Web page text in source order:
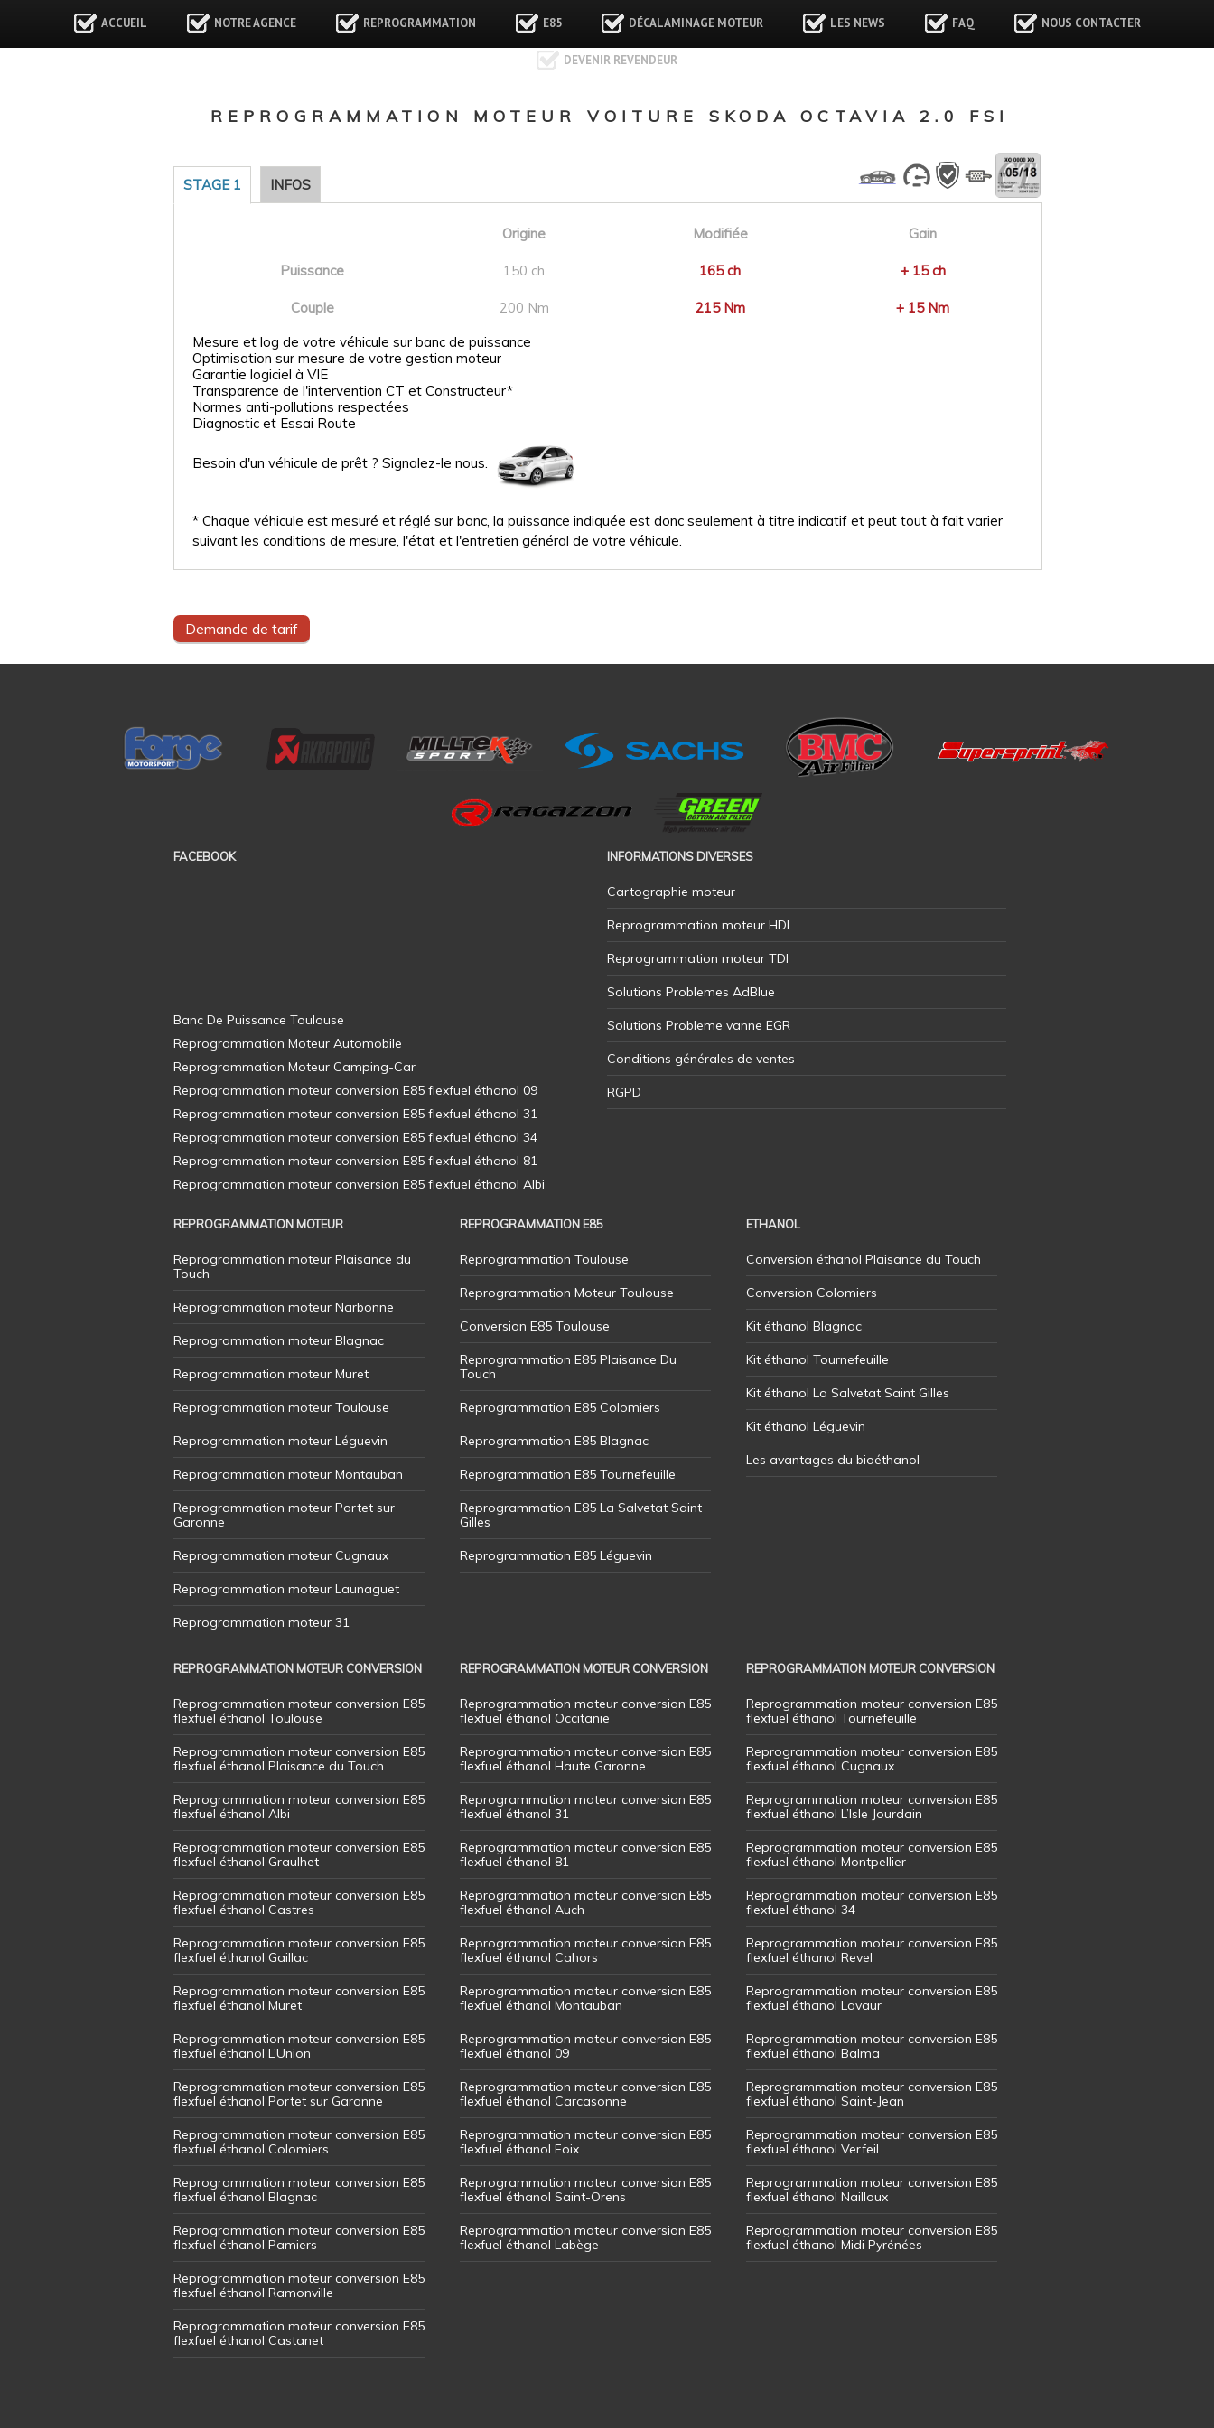
ACCUEIL NOTRE AGENCE REPROGRAMMATION E85 DÉCALAMINAGE MOTEUR LES NEWS FAQ NOUS CONTACTER
DEVENIR REVENDEUR
REPROGRAMMATION MOTEUR VOITURE SKODA OCTAVIA 2.0 FSI
STAGE 1 INFOS
Origine Modifiée Gain
Puissance 150 ch 165 ch + 15 ch
Couple 200 Nm 215 Nm
+ 15 Nm
Mesure et log de votre véhicule sur banc de puissance
Optimisation sur mesure de votre gestion moteur
Garantie logiciel à VIE
Transparence de l'intervention CT et Constructeur*
Normes anti-pollutions respectées
Diagnostic et Essai Route
Besoin d'un véhicule de prêt ? Signalez-le nous.
* Chaque véhicule est mesuré et réglé sur banc, la puissance indiquée est donc seulement à titre indicatif et peut tout à fait varier
suivant les conditions de mesure, l'état et l'entretien général de votre véhicule.
Demande de tarif
FACEBOOK INFORMATIONS DIVERSES
Cartographie moteur
Reprogrammation moteur HDI
Reprogrammation moteur TDI
Solutions Problemes AdBlue
Solutions Probleme vanne EGR
Conditions générales de ventes
RGPD
REPROGRAMMATION MOTEUR
Reprogrammation moteur Plaisance du
Touch
Reprogrammation moteur Narbonne
Reprogrammation moteur Blagnac
Reprogrammation moteur Muret
Reprogrammation moteur Toulouse
Reprogrammation moteur Léguevin
Reprogrammation moteur Montauban
Reprogrammation moteur Portet sur
Garonne
Reprogrammation moteur Cugnaux
Reprogrammation moteur Launaguet
Reprogrammation moteur 31
REPROGRAMMATION E85
Reprogrammation Toulouse
Reprogrammation Moteur Toulouse
Conversion E85 Toulouse
Reprogrammation E85 Plaisance Du
Touch
Reprogrammation E85 Colomiers
Reprogrammation E85 Blagnac
Reprogrammation E85 Tournefeuille
Reprogrammation E85 La Salvetat Saint
Gilles
Reprogrammation E85 Léguevin
ETHANOL
Conversion éthanol Plaisance du Touch
Conversion Colomiers
Kit éthanol Blagnac
Kit éthanol Tournefeuille
Kit éthanol La Salvetat Saint Gilles
Kit éthanol Léguevin
Les avantages du bioéthanol
REPROGRAMMATION MOTEUR CONVERSION
Reprogrammation moteur conversion E85
flexfuel éthanol Toulouse
Reprogrammation moteur conversion E85
flexfuel éthanol Plaisance du Touch
Reprogrammation moteur conversion E85
flexfuel éthanol Albi
Reprogrammation moteur conversion E85
flexfuel éthanol Graulhet
Reprogrammation moteur conversion E85
flexfuel éthanol Castres
Reprogrammation moteur conversion E85
flexfuel éthanol Gaillac
Reprogrammation moteur conversion E85
flexfuel éthanol Muret
Reprogrammation moteur conversion E85
flexfuel éthanol L’Union
Reprogrammation moteur conversion E85
flexfuel éthanol Portet sur Garonne
Reprogrammation moteur conversion E85
flexfuel éthanol Colomiers
Reprogrammation moteur conversion E85
flexfuel éthanol Blagnac
Reprogrammation moteur conversion E85
flexfuel éthanol Pamiers
Reprogrammation moteur conversion E85
flexfuel éthanol Ramonville
Reprogrammation moteur conversion E85
flexfuel éthanol Castanet
REPROGRAMMATION MOTEUR CONVERSION
Reprogrammation moteur conversion E85
flexfuel éthanol Occitanie
Reprogrammation moteur conversion E85
flexfuel éthanol Haute Garonne
Reprogrammation moteur conversion E85
flexfuel éthanol 31
Reprogrammation moteur conversion E85
flexfuel éthanol 81
Reprogrammation moteur conversion E85
flexfuel éthanol Auch
Reprogrammation moteur conversion E85
flexfuel éthanol Cahors
Reprogrammation moteur conversion E85
flexfuel éthanol Montauban
Reprogrammation moteur conversion E85
flexfuel éthanol 09
Reprogrammation moteur conversion E85
flexfuel éthanol Carcasonne
Reprogrammation moteur conversion E85
flexfuel éthanol Foix
Reprogrammation moteur conversion E85
flexfuel éthanol Saint-Orens
Reprogrammation moteur conversion E85
flexfuel éthanol Labège
REPROGRAMMATION MOTEUR CONVERSION
Reprogrammation moteur conversion E85
flexfuel éthanol Tournefeuille
Reprogrammation moteur conversion E85
flexfuel éthanol Cugnaux
Reprogrammation moteur conversion E85
flexfuel éthanol L’Isle Jourdain
Reprogrammation moteur conversion E85
flexfuel éthanol Montpellier
Reprogrammation moteur conversion E85
flexfuel éthanol 34
Reprogrammation moteur conversion E85
flexfuel éthanol Revel
Reprogrammation moteur conversion E85
flexfuel éthanol Lavaur
Reprogrammation moteur conversion E85
flexfuel éthanol Balma
Reprogrammation moteur conversion E85
flexfuel éthanol Saint-Jean
Reprogrammation moteur conversion E85
flexfuel éthanol Verfeil
Reprogrammation moteur conversion E85
flexfuel éthanol Nailloux
Reprogrammation moteur conversion E85
flexfuel éthanol Midi Pyrénées
Banc De Puissance Toulouse
Reprogrammation Moteur Automobile
Reprogrammation Moteur Camping-Car
Reprogrammation moteur conversion E85 flexfuel éthanol 09
Reprogrammation moteur conversion E85 flexfuel éthanol 31
Reprogrammation moteur conversion E85 flexfuel éthanol 34
Reprogrammation moteur conversion E85 flexfuel éthanol 81
Reprogrammation moteur conversion E85 flexfuel éthanol Albi